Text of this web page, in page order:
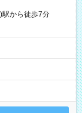
駅から徒歩7分